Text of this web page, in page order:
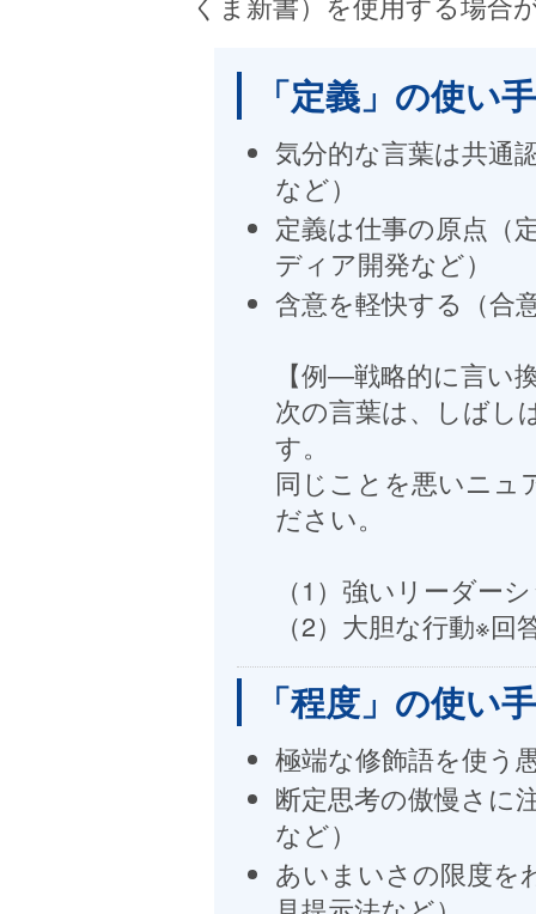
「定義」の使い
気分的な言葉は共通
など）
定義は仕事の原点（
ディア開発など）
含意を軽快する（合
【例―戦略的に言い
次の言葉は、しばし
す。
同じことを悪いニュ
ださい。
（1）強いリーダー
（2）大胆な行動※
「程度」の使い
極端な修飾語を使う
断定思考の傲慢さに
など）
あいまいさの限度を